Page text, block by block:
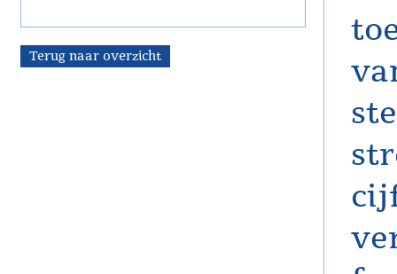
Terug naar overzicht